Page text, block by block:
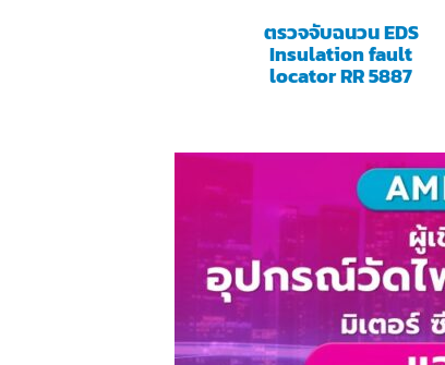
ตรวจจับฉนวน EDS
Insulation fault
locator RR 5887